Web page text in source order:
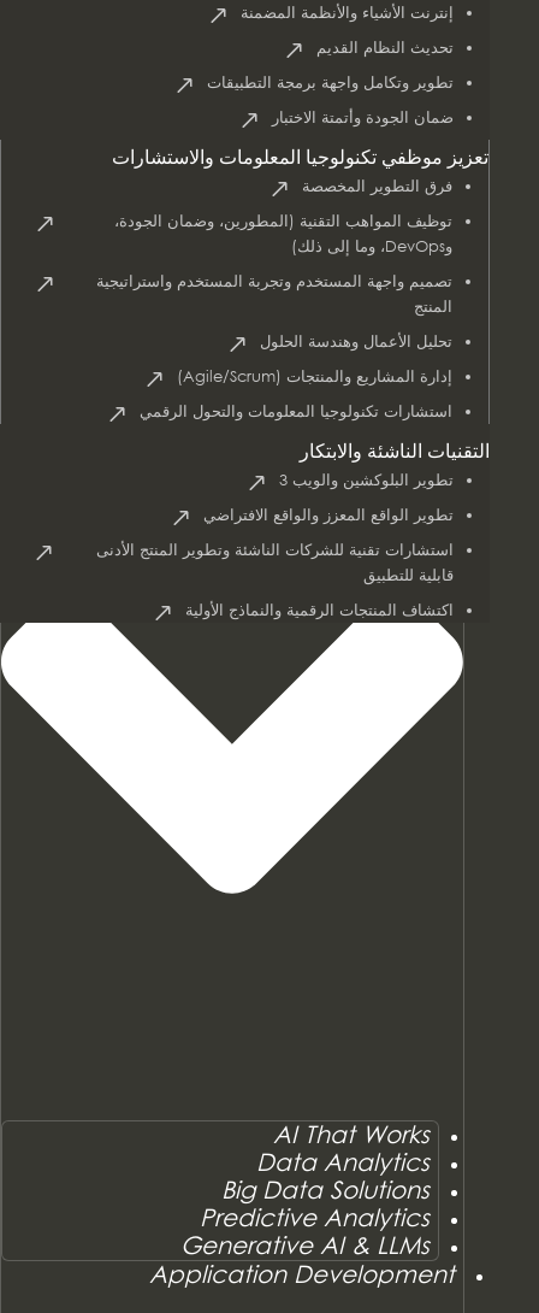
إنترنت الأشياء والأنظمة المضمنة
تحديث النظام القديم
تطوير وتكامل واجهة برمجة التطبيقات
ضمان الجودة وأتمتة الاختبار
تعزيز موظفي تكنولوجيا المعلومات والاستشارات
فرق التطوير المخصصة
توظيف المواهب التقنية (المطورين، وضمان الجودة،
وDevOps، وما إلى ذلك)
تصميم واجهة المستخدم وتجربة المستخدم واستراتيجية
المنتج
تحليل الأعمال وهندسة الحلول
إدارة المشاريع والمنتجات (Agile/Scrum)
استشارات تكنولوجيا المعلومات والتحول الرقمي
التقنيات الناشئة والابتكار
تطوير البلوكشين والويب 3
تطوير الواقع المعزز والواقع الافتراضي
استشارات تقنية للشركات الناشئة وتطوير المنتج الأدنى
قابلية للتطبيق
اكتشاف المنتجات الرقمية والنماذج الأولية
AI & Data Services
AI That Works
Data Analytics
Big Data Solutions
Predictive Analytics
Generative AI & LLMs
Application Development